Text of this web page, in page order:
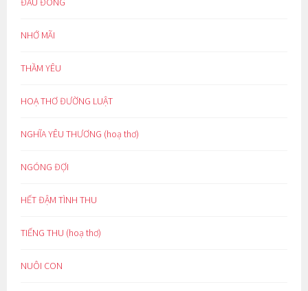
NHỚ MÃI
THẦM YÊU
HOẠ THƠ ĐƯỜNG LUẬT
NGHĨA YÊU THƯƠNG (hoạ thơ)
NGÓNG ĐỢI
HẾT ĐẬM TÌNH THU
TIẾNG THU (hoạ thơ)
NUÔI CON